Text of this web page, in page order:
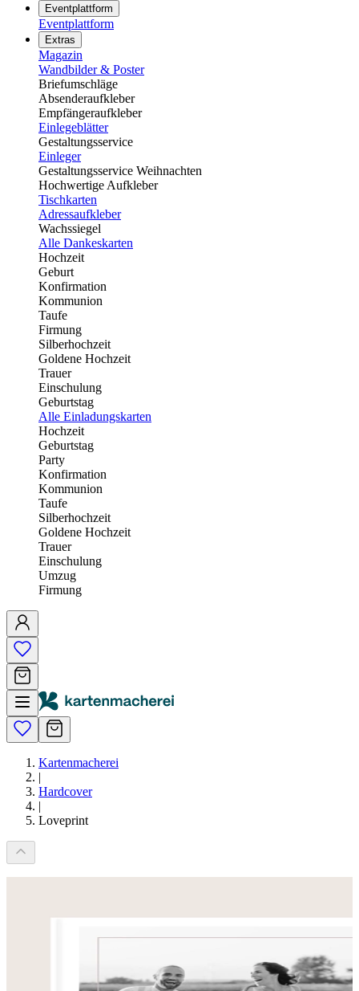
Eventplattform
Eventplattform
Extras
Magazin
Wandbilder & Poster
Briefumschläge
Absenderaufkleber
Empfängeraufkleber
Einlegeblätter
Gestaltungsservice
Einleger
Gestaltungsservice Weihnachten
Hochwertige Aufkleber
Tischkarten
Adressaufkleber
Wachssiegel
Alle Dankeskarten
Hochzeit
Geburt
Konfirmation
Kommunion
Taufe
Firmung
Silberhochzeit
Goldene Hochzeit
Trauer
Einschulung
Geburtstag
Alle Einladungskarten
Hochzeit
Geburtstag
Party
Konfirmation
Kommunion
Taufe
Silberhochzeit
Goldene Hochzeit
Trauer
Einschulung
Umzug
Firmung
Kartenmacherei
|
Hardcover
|
Loveprint